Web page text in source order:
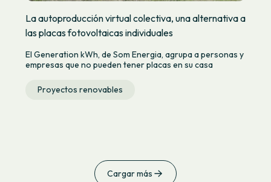
La autoproducción virtual colectiva, una alternativa a
las placas fotovoltaicas individuales
El Generation kWh, de Som Energia, agrupa a personas y
empresas que no pueden tener placas en su casa
Proyectos renovables
Cargar más